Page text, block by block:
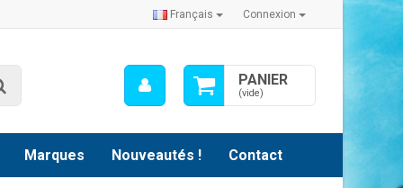
Connexion
Français
PANIER
(vide)
Mon
compte
Marques Nouveautés ! Contact